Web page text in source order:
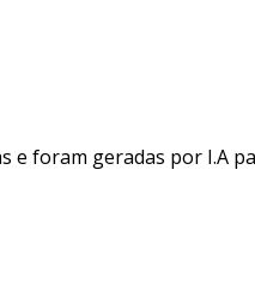
e foram geradas por I.A